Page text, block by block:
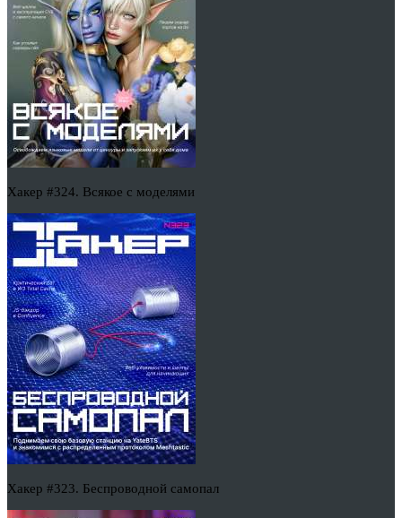
Хакер #324. Всякое с моделями
Хакер #323. Беспроводной самопал